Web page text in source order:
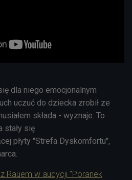
dla niego emocjonalnym
uczuć do dziecka zrobił ze
składa - wyznaje. To
stały się
płyty "Strefa Dyskomfortu",
Rauem w audycji "Poranek